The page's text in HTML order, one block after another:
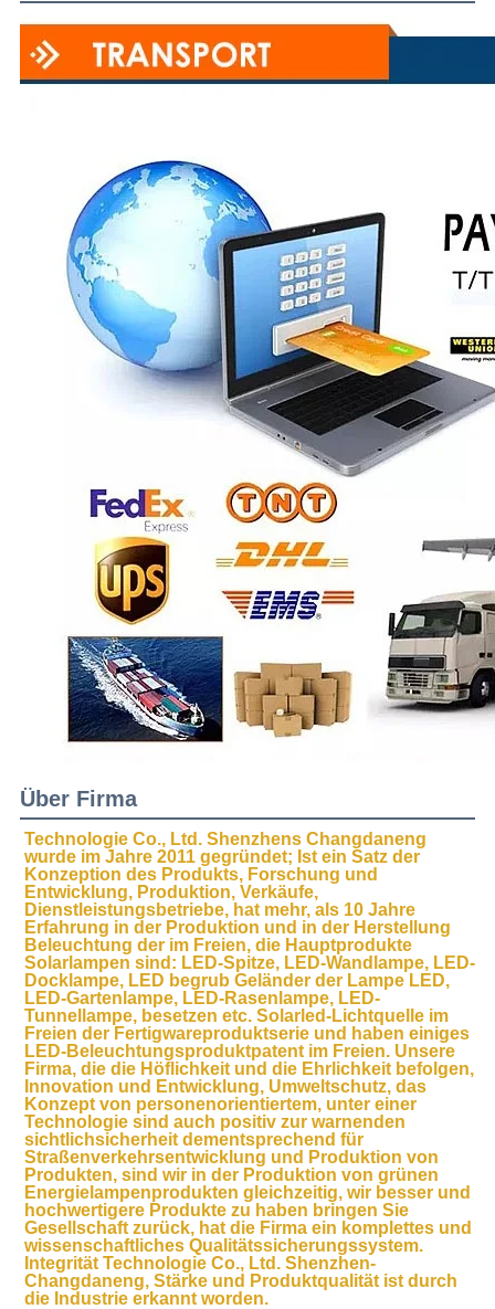
Über Firma
Technologie Co., Ltd. Shenzhens Changdaneng
wurde im Jahre 2011 gegründet; Ist ein Satz der
Konzeption des Produkts, Forschung und
Entwicklung, Produktion, Verkäufe,
Dienstleistungsbetriebe, hat mehr, als 10 Jahre
Erfahrung in der Produktion und in der Herstellung
Beleuchtung der im Freien, die Hauptprodukte
Solarlampen sind: LED-Spitze, LED-Wandlampe, LED-
Docklampe, LED begrub Geländer der Lampe LED,
LED-Gartenlampe, LED-Rasenlampe, LED-
Tunnellampe, besetzen etc. Solarled-Lichtquelle im
Freien der Fertigwareproduktserie und haben einiges
LED-Beleuchtungsproduktpatent im Freien. Unsere
Firma, die die Höflichkeit und die Ehrlichkeit befolgen,
Innovation und Entwicklung, Umweltschutz, das
Konzept von personenorientiertem, unter einer
Technologie sind auch positiv zur warnenden
sichtlichsicherheit dementsprechend für
Straßenverkehrsentwicklung und Produktion von
Produkten, sind wir in der Produktion von grünen
Energielampenprodukten gleichzeitig, wir besser und
hochwertigere Produkte zu haben bringen Sie
Gesellschaft zurück, hat die Firma ein komplettes und
wissenschaftliches Qualitätssicherungssystem.
Integrität Technologie Co., Ltd. Shenzhen-
Changdaneng, Stärke und Produktqualität ist durch
die Industrie erkannt worden.